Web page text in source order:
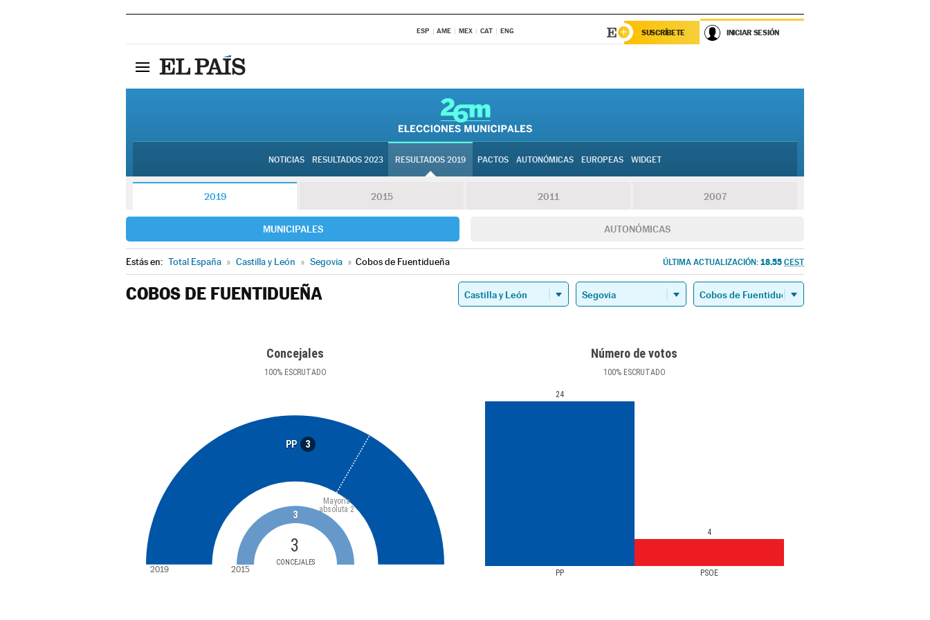
ESP AME MEX CAT ENG SUSCRÍBETE INICIAR SESIÓN
NOTICIAS RESULTADOS 2023 RESULTADOS 2019 PACTOS AUTONÓMICAS EUROPEAS WIDGET
2019 2015 2011 2007
MUNICIPALES AUTONÓMICAS
Estás en: Total España » Castilla y León » Segovia » Cobos de Fuentidueña ÚLTIMA ACTUALIZACIÓN: 18.55 CEST
COBOS DE FUENTIDUEÑA
Concejales
100%ESCRUTADO
PP 3
3
CONCEJALES
Mayoría
absoluta 2
3
2019 2015
Número de votos
100%ESCRUTADO
PP PSOE
24
4